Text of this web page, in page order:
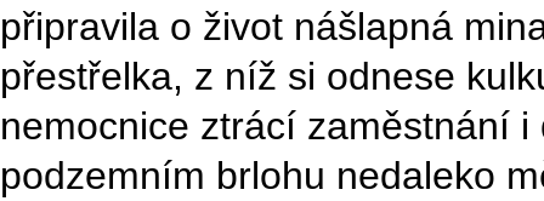
připravila o život nášlapná
přestřelka, z níž si odnese
nemocnice ztrácí zaměstnání
podzemním brlohu nedaleko